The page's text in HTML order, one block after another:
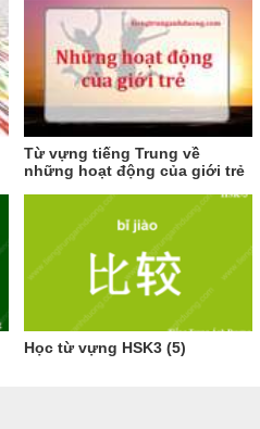
Từ vựng tiếng Trung về
những hoạt động của giới trẻ
Học từ vựng HSK3 (5)